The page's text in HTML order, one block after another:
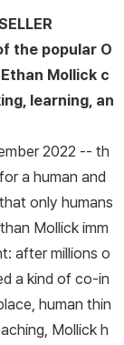
업을 이끌고 있
며, 최근 경영학 분
the popular O
Mollick c
learning, an
2022 -- th
a human and
only humans
Mollick imm
after millions o
a kind of co-in
human thin
Mollick h